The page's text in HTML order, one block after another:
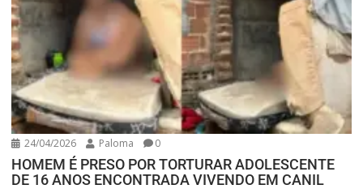
24/04/2026 Paloma 0
HOMEM É PRESO POR TORTURAR ADOLESCENTE
DE 16 ANOS ENCONTRADA VIVENDO EM CANIL